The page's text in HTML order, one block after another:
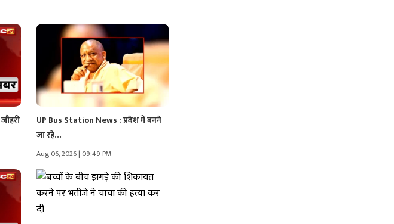
UP Bus Station News : प्रदेश में बनने
जा रहे…
Aug 06, 2026 | 09:49 PM